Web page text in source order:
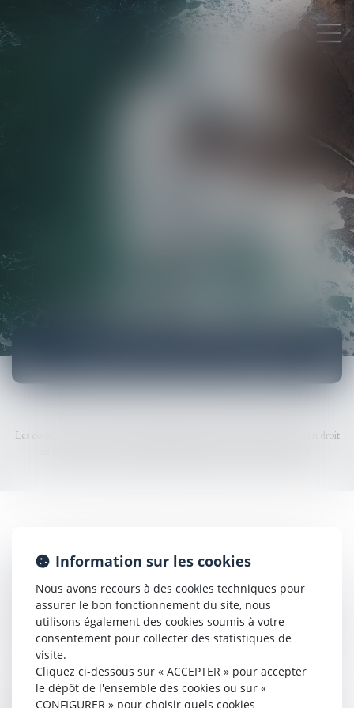
Les contentieux du travail, regroupent l'ensemble des conflits et litiges en droit
LES CONTENTIEUX INDIVIDUELS EN
DROIT DU TRAVAIL
Le conseil des prud'hommes a pour rôle, de juger les litiges individuels entre
employeurs et salariés. Il statue notamment sur les conditions d'exécution du
contrat de travail, sur les ruptures de contrat et les licenciements.
Le contentieux individuel peut aussi porter sur des problématiques de
discrimination au travail, de harcèlement en général ou encore sur des
Information sur les cookies
Nous avons recours à des cookies techniques pour
assurer le bon fonctionnement du site, nous
utilisons également des cookies soumis à votre
consentement pour collecter des statistiques de
visite.
Cliquez ci-dessous sur « ACCEPTER » pour accepter
le dépôt de l'ensemble des cookies ou sur «
CONFIGURER » pour choisir quels cookies